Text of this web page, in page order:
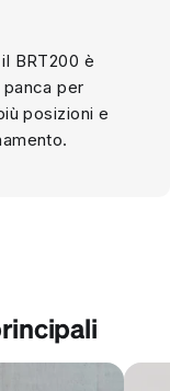
BRT200 è
per
posizioni e